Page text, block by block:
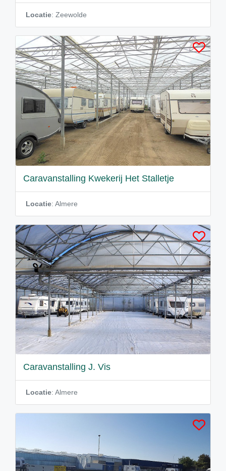
Locatie: Zeewolde
Caravanstalling Kwekerij Het Stalletje
Locatie: Almere
Caravanstalling J. Vis
Locatie: Almere